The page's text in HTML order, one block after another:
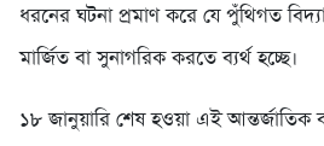
ধরনের ঘটনা প্রমাণ করে যে পুঁথিগত
মার্জিত বা সুনাগরিক করতে ব্যর্থ হচ্ছে।
১৮ জানুয়ারি শেষ হওয়া এই আন্তর্জাতিক